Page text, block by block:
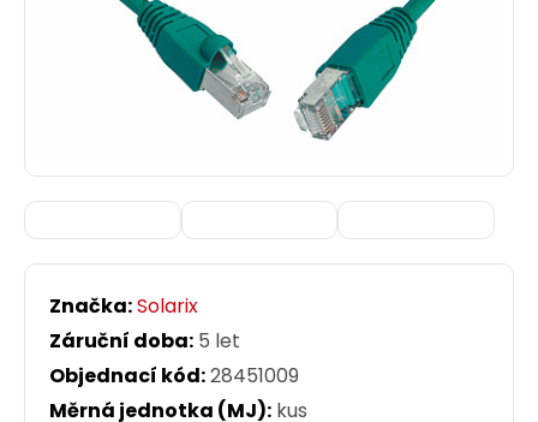
Značka:Solarix
Záruční doba: 5 let
Objednací kód:28451009
Měrná jednotka (MJ): kus